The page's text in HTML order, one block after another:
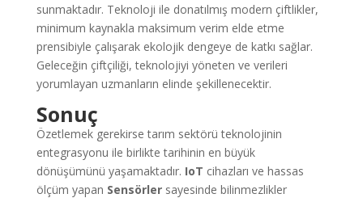
sunmaktadır. Teknoloji ile donatılmış modern çiftlikler,
minimum kaynakla maksimum verim elde etme
prensibiyle çalışarak ekolojik dengeye de katkı sağlar.
Geleceğin çiftçiliği, teknolojiyi yöneten ve verileri
yorumlayan uzmanların elinde şekillenecektir.
Sonuç
Özetlemek gerekirse tarım sektörü teknolojinin
entegrasyonu ile birlikte tarihinin en büyük
dönüşümünü yaşamaktadır. IoT cihazları ve hassas
ölçüm yapan Sensörlersayesinde bilinmezlikler